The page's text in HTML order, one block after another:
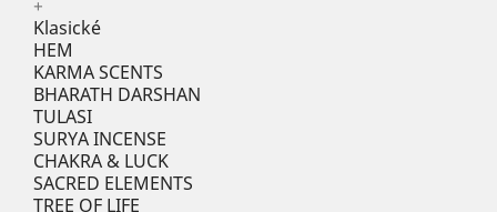
+
Klasické
HEM
KARMA SCENTS
BHARATH DARSHAN
TULASI
SURYA INCENSE
CHAKRA & LUCK
SACRED ELEMENTS
TREE OF LIFE